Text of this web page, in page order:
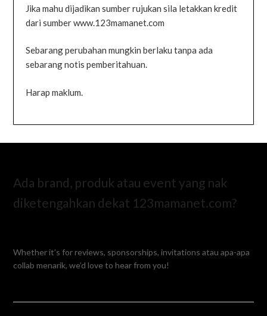
Jika mahu dijadikan sumber rujukan sila letakkan kredit
dari sumber www.123mamanet.com
Sebarang perubahan mungkin berlaku tanpa ada
sebarang notis pemberitahuan.
Harap maklum.
Ada brand, produk atau event yang nak
diketengahkan dekat 123mamanet.com?
Whether it’s for reviews, sponsorships, invitations atau apa-apa
collab menarik, we’d love to hear from you!